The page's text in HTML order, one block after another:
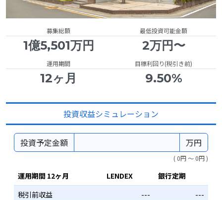
募集総額 最低投資可能金額
1億5,501万円 2万円〜
運用期間 目標利回り(税引き前)
12ヶ月 9.50%
投資収益シミュレーション
投資予定金額 万円
( 0円 〜 0円 )
運用期間 12ヶ月 LENDEX
銀行定期
税引前収益
---
---